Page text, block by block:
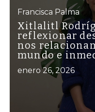
Francisca Palma
Xitlalitl
reflexionar
nos
mundo e
enero 26, 2026